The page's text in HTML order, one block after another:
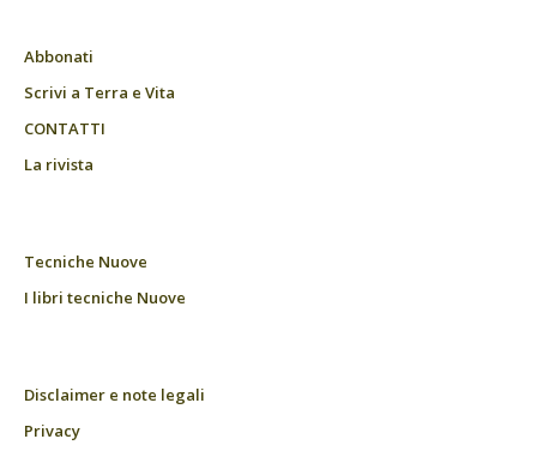
Abbonati
Scrivi a Terra e Vita
CONTATTI
La rivista
Tecniche Nuove
I libri tecniche Nuove
Disclaimer e note legali
Privacy